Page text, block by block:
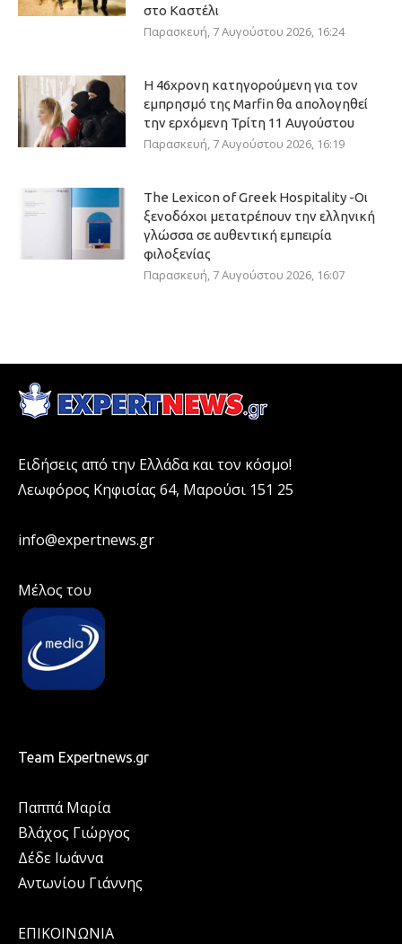
στο Καστέλι
Παρασκευή, 7 Αυγούστου 2026, 16:24
Η 46χρονη κατηγορούμενη για τον
εμπρησμό της Marfin θα απολογηθεί
την ερχόμενη Τρίτη 11 Αυγούστου
Παρασκευή, 7 Αυγούστου 2026, 16:19
The Lexicon of Greek Hospitality -Οι
ξενοδόχοι μετατρέπουν την ελληνική
γλώσσα σε αυθεντική εμπειρία
φιλοξενίας
Παρασκευή, 7 Αυγούστου 2026, 16:07
Ειδήσεις από την Ελλάδα και τον κόσμο!
Λεωφόρος Κηφισίας 64, Μαρούσι 151 25
info@expertnews.gr
Μέλος του
Team Expertnews.gr
Παππά Μαρία
Βλάχος Γιώργος
Δέδε Ιωάννα
Αντωνίου Γιάννης
ΕΠΙΚΟΙΝΩΝΙΑ